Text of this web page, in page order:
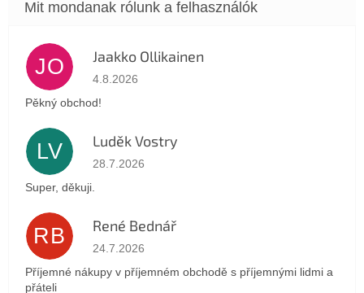
JO Jaakko Ollikainen
Az áruház értékelése 5-ből 5 csillag.
4.8.2026
Pěkný obchod!
LV Luděk Vostry
Az áruház értékelése 5-ből 5 csillag.
28.7.2026
Super, děkuji.
RB René Bednář
Az áruház értékelése 5-ből 5 csillag.
24.7.2026
Příjemné nákupy v příjemném obchodě s příjemnými lidmi a
přáteli